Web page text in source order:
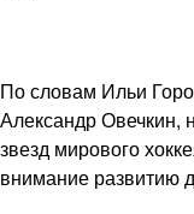
По словам Ильи
Александр Овечкин,
звезд мирового
внимание развитию